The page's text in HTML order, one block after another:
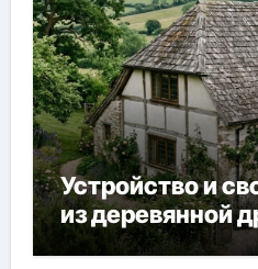
Устройство и
из деревянной